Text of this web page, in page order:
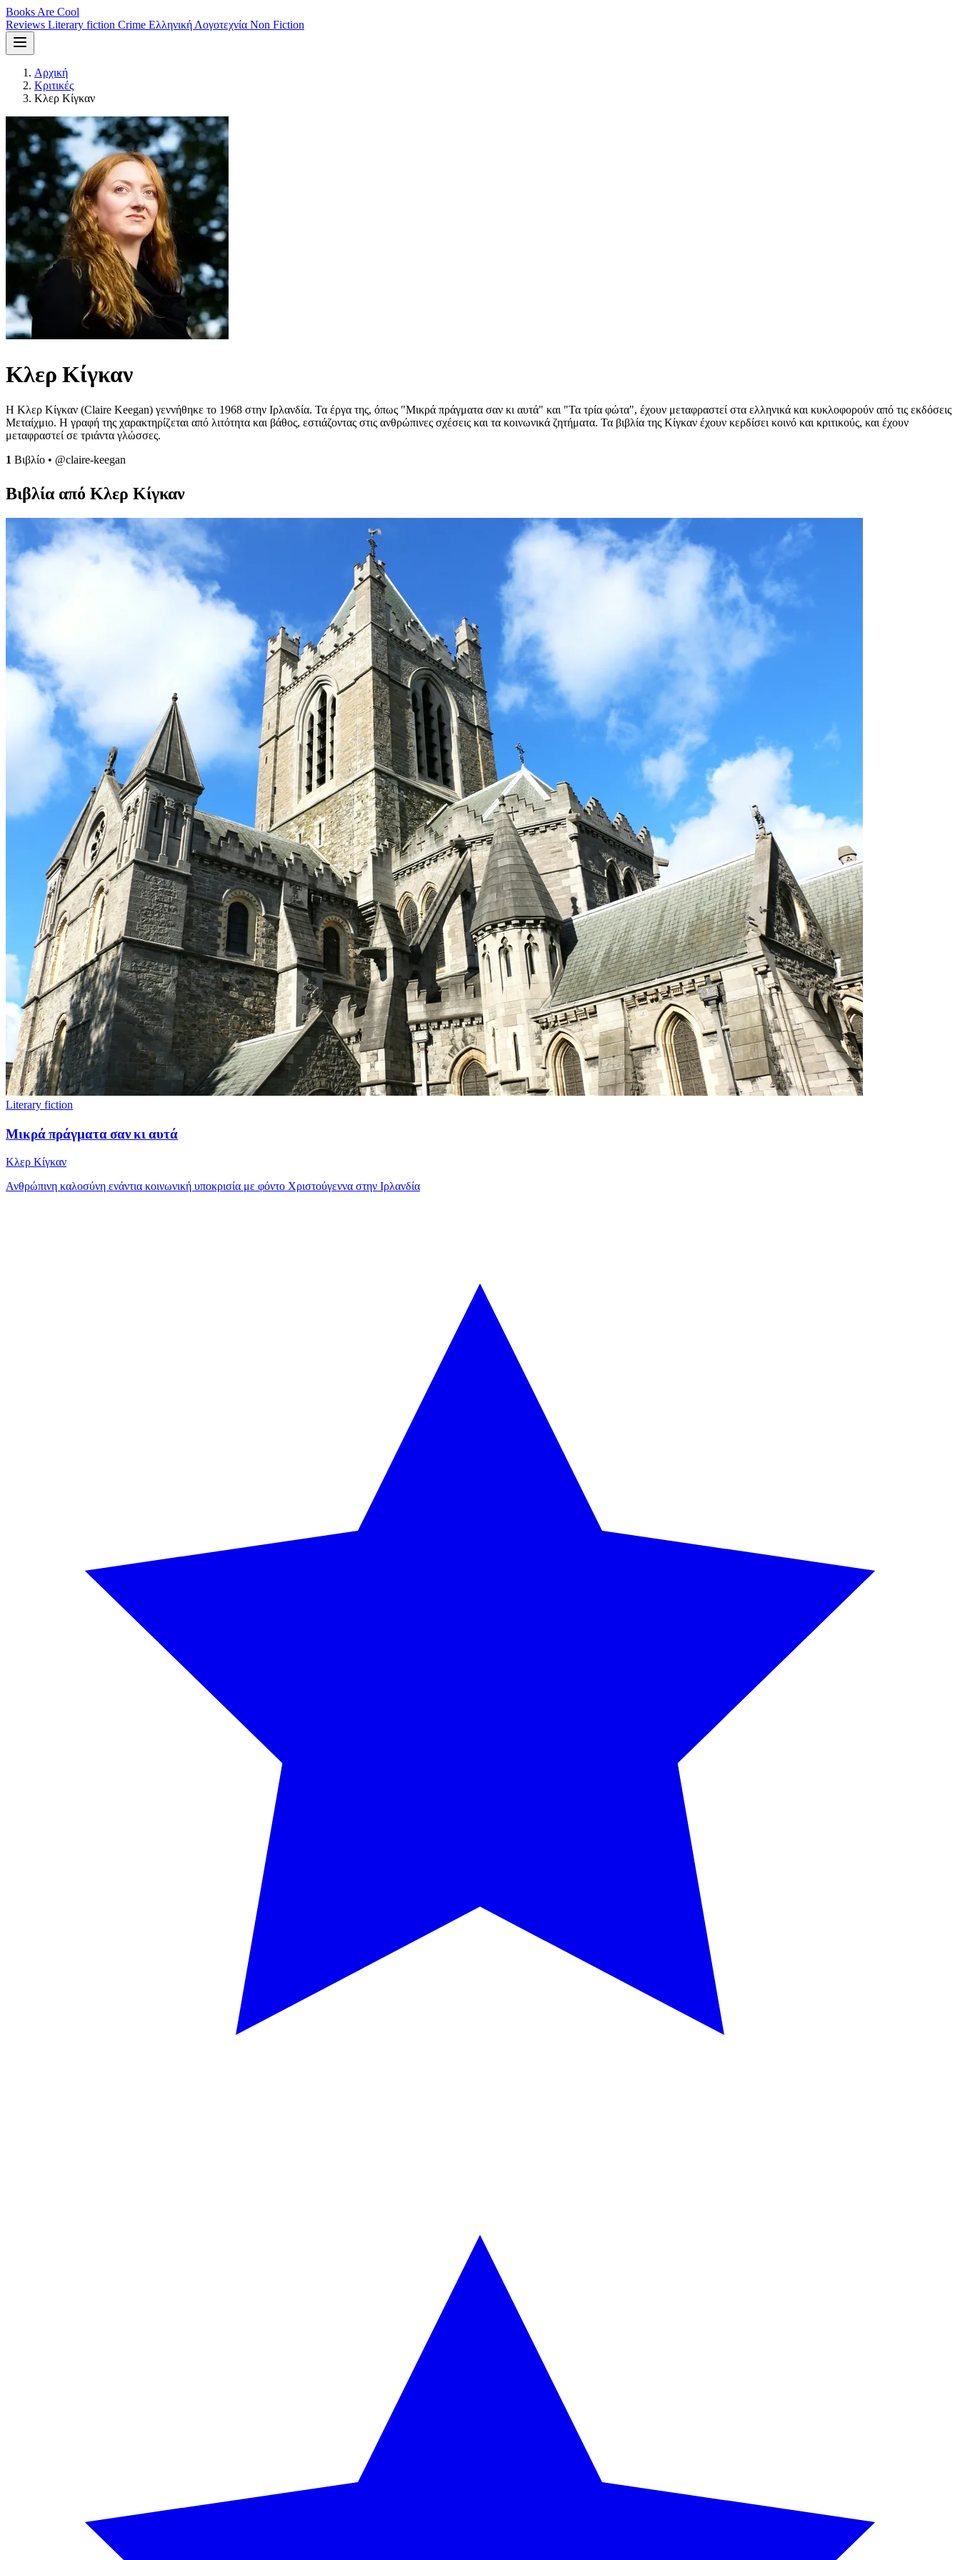
Books Are Cool
Reviews Literary fiction Crime Ελληνική Λογοτεχνία Non Fiction
Αρχική
Κριτικές
Κλερ Κίγκαν
Κλερ Κίγκαν
Η Κλερ Κίγκαν (Claire Keegan) γεννήθηκε το 1968 στην Ιρλανδία. Τα έργα της, όπως "Μικρά πράγματα σαν κι αυτά" και "Τα τρία φώτα", έχουν μεταφραστεί στα ελληνικά και κυκλοφορούν από τις εκδόσεις
Μεταίχμιο. Η γραφή της χαρακτηρίζεται από λιτότητα και βάθος, εστιάζοντας στις ανθρώπινες σχέσεις και τα κοινωνικά ζητήματα. Τα βιβλία της Κίγκαν έχουν κερδίσει κοινό και κριτικούς, και έχουν
μεταφραστεί σε τριάντα γλώσσες.
1 Βιβλίο • @claire-keegan
Βιβλία από Κλερ Κίγκαν
Literary fiction
Μικρά πράγματα σαν κι αυτά
Κλερ Κίγκαν
Ανθρώπινη καλοσύνη ενάντια κοινωνική υποκρισία με φόντο Χριστούγεννα στην Ιρλανδία